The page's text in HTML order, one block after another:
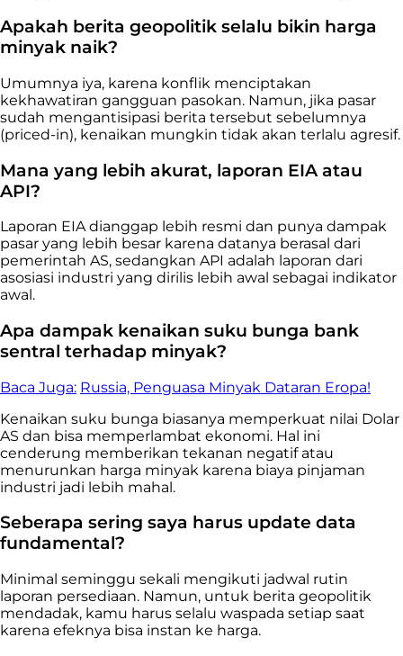
Apakah berita geopolitik selalu bikin harga
minyak naik?
Umumnya iya, karena konflik menciptakan
kekhawatiran gangguan pasokan. Namun, jika pasar
sudah mengantisipasi berita tersebut sebelumnya
(priced-in), kenaikan mungkin tidak akan terlalu agresif.
Mana yang lebih akurat, laporan EIA atau
API?
Laporan EIA dianggap lebih resmi dan punya dampak
pasar yang lebih besar karena datanya berasal dari
pemerintah AS, sedangkan API adalah laporan dari
asosiasi industri yang dirilis lebih awal sebagai indikator
awal.
Apa dampak kenaikan suku bunga bank
sentral terhadap minyak?
Baca Juga: Russia, Penguasa Minyak Dataran Eropa!
Kenaikan suku bunga biasanya memperkuat nilai Dolar
AS dan bisa memperlambat ekonomi. Hal ini
cenderung memberikan tekanan negatif atau
menurunkan harga minyak karena biaya pinjaman
industri jadi lebih mahal.
Seberapa sering saya harus update data
fundamental?
Minimal seminggu sekali mengikuti jadwal rutin
laporan persediaan. Namun, untuk berita geopolitik
mendadak, kamu harus selalu waspada setiap saat
karena efeknya bisa instan ke harga.